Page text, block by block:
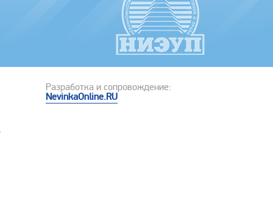
Разработка и сопровождение:
NevinkaOnline.RU